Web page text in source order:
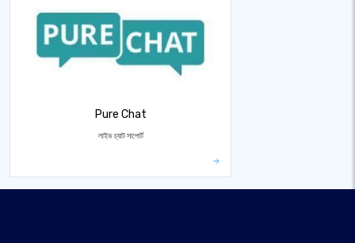
Pure Chat
লাইভ চ্যাট সাপোর্ট